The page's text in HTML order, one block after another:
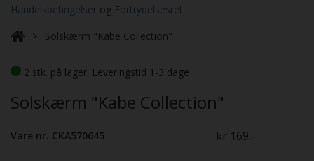
Handelsbetingelser og Fortrydelsesret
Solskærm "Kabe Collection"
2 stk. på lager. Leveringstid 1-3 dage
Solskærm "Kabe Collection"
Vare nr. CKA570645 kr 169,-